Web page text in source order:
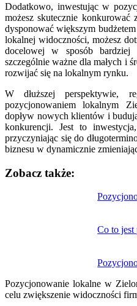
Dodatkowo, inwestując w
możesz skutecznie
dysponować większym
lokalnej widoczności, możesz
docelowej w sposób
szczególnie ważne dla małych i
rozwijać się na lokalnym rynku.
W dłuższej perspektywie,
pozycjonowaniem lokalnym
dopływ nowych klientów i
konkurencji. Jest to
przyczyniając się do
biznesu w dynamicznie
Zobacz także:
Co to jest
Pozycjonowanie lokalne w
celu zwiększenie widoczności